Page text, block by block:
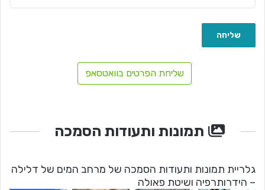
שליחת הפרטים בוואטסאפ
תמונות ותעודות הסמכה
גלריית תמונות ותעודות הסמכה של מרחב המים של דלילה
– הידרותרפיה ושיטת פאולה